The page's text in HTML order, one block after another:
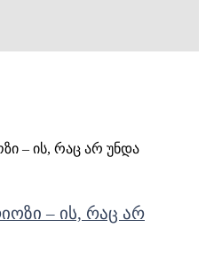
– ის, რაც არ